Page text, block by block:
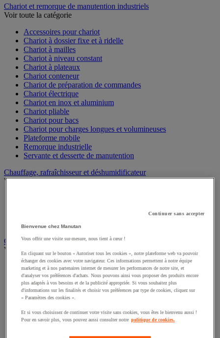
Chariot et remorque de manutention industriels
Voir toute la catégorie
Accessoires pour chariot
Chariot à dossier fixe et à ridelle
Chariot à mailles
Chariot à niveau constant
Chariot à plateaux
Chariot conteneur
Chariot de préparation de commandes
Chariot électrique
Chariot en inox et aluminium
Chariot pliable
Chariot pour bacs
Chariot pour charges longues et volumineuses
Plateforme mobile
Remorque industrielle
Servante et desserte de manutention
Chauffage, rafraîchisseur et déshumidificateur
Voir toute la catégorie
Rafraîchisseur et déshumidificateur
Convoyeur
Voir toute la catégorie
Accessoires pour convoyeur
Bille de manutention
Convoyeur à rouleaux
Convoyeur extensible et mobile
Convoyeur motorisé à bande
Convoyeur pour palettes
Rail et barrette de manutention
Continuer sans accepter
Bienvenue chez Manutan
Vous offrir une visite sur-mesure, nous tient à cœur !
En cliquant sur le bouton « Autoriser tous les cookies », notre plateforme web va pouvoir
échanger des cookies avec votre navigateur. Ces informations permettent à notre équipe
marketing et à nos partenaires internet de mesurer les performances de notre site, et
d'analyser vos préférences d'achats. Nous pouvons ainsi vous proposer des produits encore
plus adaptés à vos besoins et de la publicité appropriée. Si vous souhaitez plus
d'informations sur les finalités et choisir vos préférences par type de cookies, cliquez sur
« Paramètres des cookies ».
Et si vous choisissez de continuer votre visite sans cookies, vous êtes le bienvenu aussi !
Pour en savoir plus, vous pouvez aussi consulter notre politique de cookies.